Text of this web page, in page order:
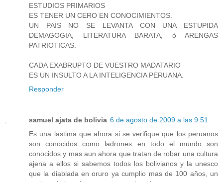
ESTUDIOS PRIMARIOS
ES TENER UN CERO EN CONOCIMIENTOS.
UN PAIS NO SE LEVANTA CON UNA ESTUPIDA
DEMAGOGIA, LITERATURA BARATA, ó ARENGAS
PATRIOTICAS.
CADA EXABRUPTO DE VUESTRO MADATARIO
ES UN INSULTO A LA INTELIGENCIA PERUANA.
Responder
samuel ajata de bolivia 6 de agosto de 2009 a las 9:51
Es una lastima que ahora si se verifique que los peruanos
son conocidos como ladrones en todo el mundo son
conocidos y mas aun ahora que tratan de robar una cultura
ajena a ellos si sabemos todos los bolivianos y la unesco
que la diablada en oruro ya cumplio mas de 100 años, un